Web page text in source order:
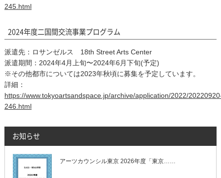
245.html
2024年度二国間交流事業プログラム
派遣先：ロサンゼルス 18th Street Arts Center
派遣期間：2024年4月上旬〜2024年6月下旬(予定)
※その他都市については2023年秋頃に募集を予定しています。
詳細：
https://www.tokyoartsandspace.jp/archive/application/2022/
246.html
お知らせ
アーツカウンシル東京 2026年度「東京……